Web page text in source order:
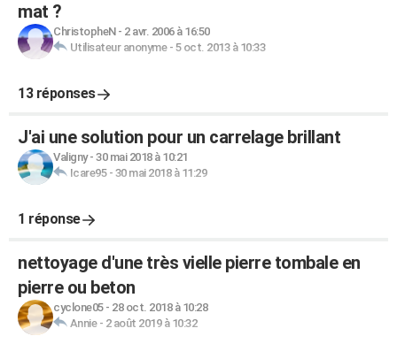
mat ?
ChristopheN- 2 avr. 2006 à 16:50
Utilisateur anonyme- 5 oct. 2013 à 10:33
13 réponses
J'ai une solution pour un carrelage brillant
Valigny- 30 mai 2018 à 10:21
Icare95- 30 mai 2018 à 11:29
1 réponse
nettoyage d'une très vielle pierre tombale en
pierre ou beton
cyclone05- 28 oct. 2018 à 10:28
Annie- 2 août 2019 à 10:32